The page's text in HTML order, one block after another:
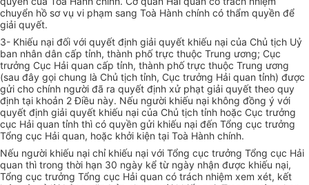
chuyển hồ sơ vụ vi phạm sang Toà Hành chính có thẩm quyền để
giải quyết.
3- Khiếu nại đối với quyết định giải quyết khiếu nại của Chủ tịch Uỷ
ban nhân dân cấp tỉnh, thành phố trực thuộc Trung ương; Cục
trưởng Cục Hải quan cấp tỉnh, thành phố trực thuộc Trung ương
(sau đây gọi chung là Chủ tịch tỉnh, Cục trưởng Hải quan tỉnh) được
gửi cho chính người đã ra quyết định xử phạt giải quyết theo quy
định tại khoản 2 Điều này. Nếu người khiếu nại không đồng ý với
quyết định giải quyết khiếu nại của Chủ tịch tỉnh hoặc Cục trưởng
cục Hải quan tỉnh thì có quyền gửi khiếu nại đến Tổng cục trưởng
Tổng cục Hải quan, hoặc khởi kiện tại Toà Hành chính.
Nếu người khiếu nại chỉ khiếu nại với Tổng cục trưởng Tổng cục Hải
quan thì trong thời hạn 30 ngày kể từ ngày nhận được khiếu nại,
Tổng cục trưởng Tổng cục Hải quan có trách nhiệm xem xét, kết